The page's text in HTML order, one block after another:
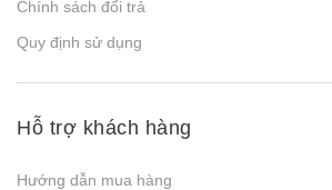
Chính sách đổi trả
Quy định sử dụng
Hỗ trợ khách hàng
Hướng dẫn mua hàng